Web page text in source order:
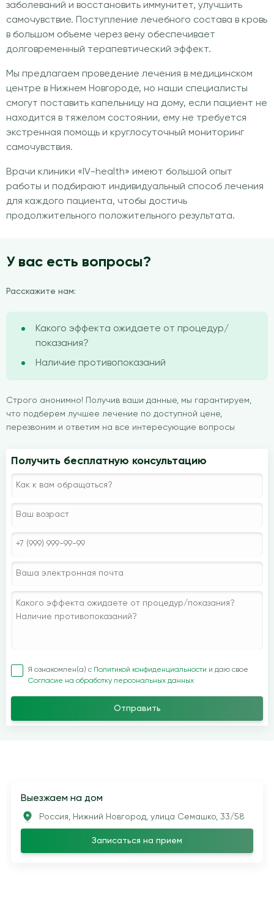
заболеваний и восстановить иммунитет, улучшить
самочувствие. Поступление лечебного состава в кровь
в большом объеме через вену обеспечивает
долговременный терапевтический эффект.
Мы предлагаем проведение лечения в медицинском
центре в Нижнем Новгороде, но наши специалисты
смогут поставить капельницу на дому, если пациент не
находится в тяжелом состоянии, ему не требуется
экстренная помощь и круглосуточный мониторинг
самочувствия.
Врачи клиники «IV-health» имеют большой опыт
работы и подбирают индивидуальный способ лечения
для каждого пациента, чтобы достичь
продолжительного положительного результата.
У вас есть вопросы?
Расскажите нам:
Какого эффекта ожидаете от процедур/
показания?
Наличие противопоказаний
Строго анонимно! Получив ваши данные, мы гарантируем,
что подберем лучшее лечение по доступной цене,
перезвоним и ответим на все интересующие вопросы
Получить бесплатную консультацию
Я ознакомлен(а) с Политикой конфиденциальности и даю свое
Согласие на обработку персональных данных
Отправить
Выезжаем на дом
Россия, Нижний Новгород, улица Семашко, 33/58
Записаться на прием